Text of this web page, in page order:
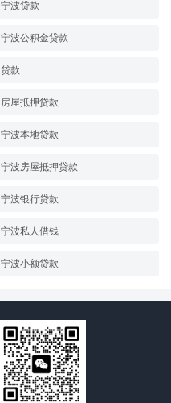
宁波贷款
宁波公积金贷款
贷款
房屋抵押贷款
宁波本地贷款
宁波房屋抵押贷款
宁波银行贷款
宁波私人借钱
宁波小额贷款